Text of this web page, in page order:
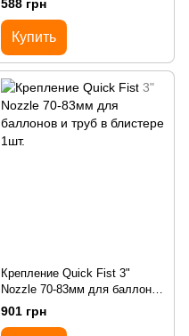
588 грн
Купить
Крепление Quick Fist 3"
Nozzle 70-83мм для баллонов
и труб в блистере 1шт.
901 грн